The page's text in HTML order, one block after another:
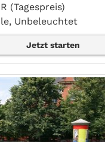
(Tagespreis)
Unbeleuchtet
Jetzt starten